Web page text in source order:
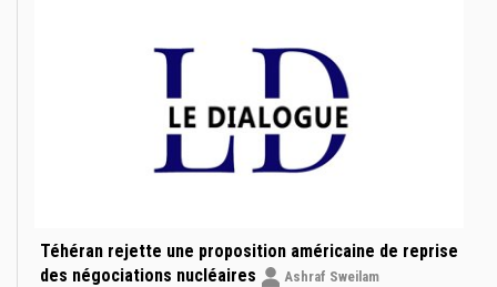
Téhéran rejette une proposition américaine de reprise
des négociations nucléaires
Ashraf Sweilam